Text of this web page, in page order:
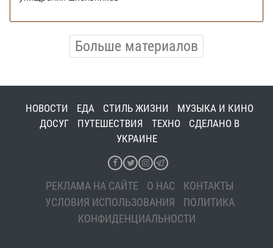
Больше материалов
НОВОСТИ ЕДА СТИЛЬ ЖИЗНИ
МУЗЫКА И КИНО
ДОСУГ
ПУТЕШЕСТВИЯ ТЕХНО
СДЕЛАНО В
УКРАИНЕ
РЕКЛАМА НА САЙТЕ О НАС
КОНТАКТЫ
УСЛОВИЯ ИСПОЛЬЗОВАНИЯ
ПОЛИТИКА
КОНФИДЕНЦИАЛЬНОСТИ